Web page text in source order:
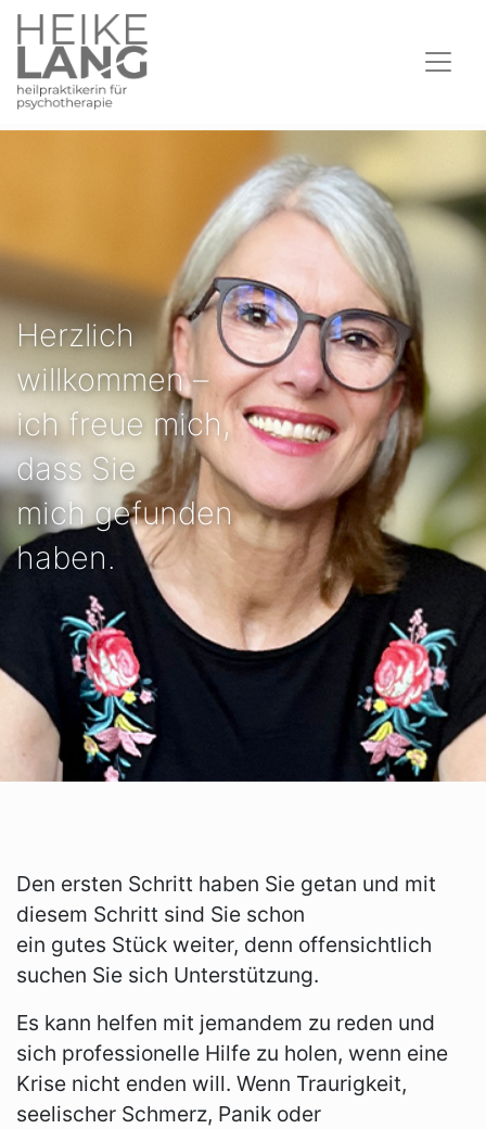
Herzlich
willkommen –
ich freue mich,
dass Sie
mich gefunden
haben.
Den ersten Schritt haben Sie getan und mit
diesem Schritt sind Sie schon
ein gutes Stück weiter, denn offensichtlich
suchen Sie sich Unterstützung.
Es kann helfen mit jemandem zu reden und
sich professionelle Hilfe zu holen, wenn eine
Krise nicht enden will. Wenn Traurigkeit,
seelischer Schmerz, Panik oder